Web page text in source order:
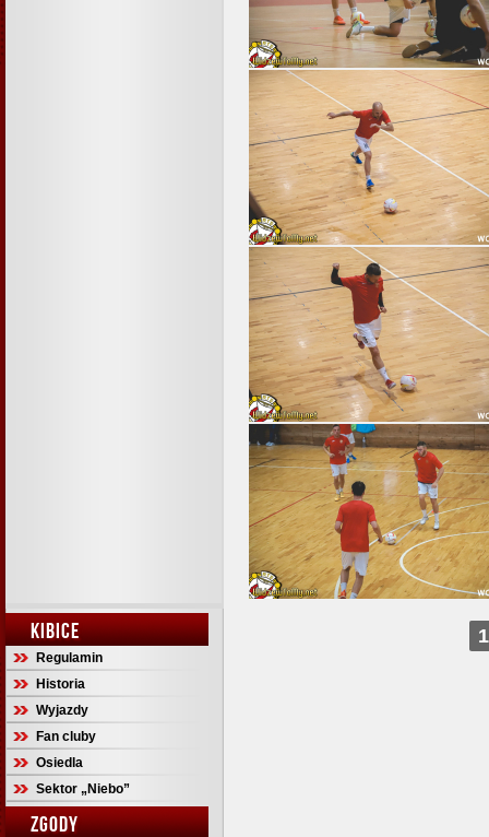
KIBICE
Regulamin
Historia
Wyjazdy
Fan cluby
Osiedla
Sektor „Niebo”
ZGODY
1